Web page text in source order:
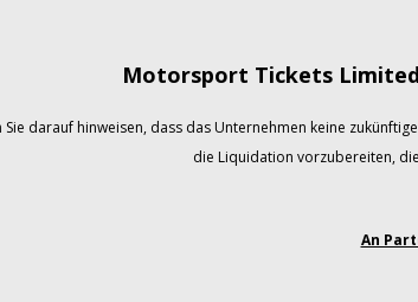
Motorsport Tickets
Sie darauf hinweisen, dass das Unternehmen keine
die Liquidation vorzubereiten,
An